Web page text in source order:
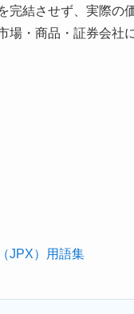
完結させず、実際
場・商品・証券会社
JPX）用語集